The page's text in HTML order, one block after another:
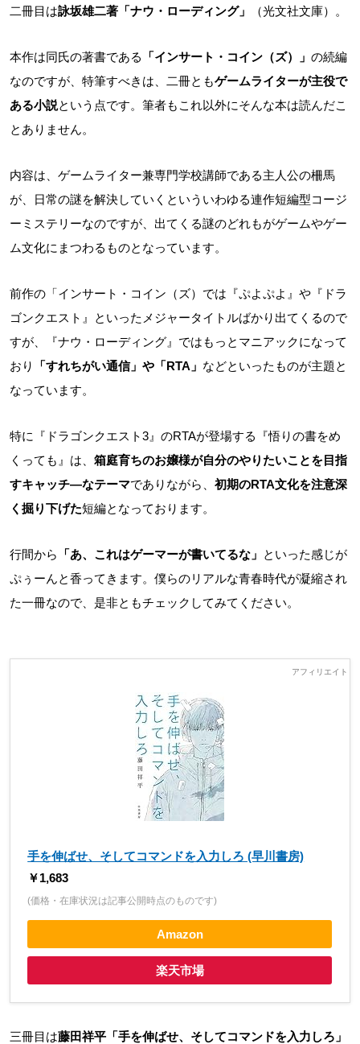
二冊目は詠坂雄二著「ナウ・ローディング」 （光文社文庫）。
本作は同氏の著書である 「インサート・コイン（ズ）」 の続編
なのですが、特筆すべきは、二冊ともゲームライターが主役で
ある小説という点です。筆者もこれ以外にそんな本は読んだこ
とありません。
内容は、ゲームライター兼専門学校講師である主人公の柵馬
が、日常の謎を解決していくといういわゆる連作短編型コージ
ーミステリーなのですが、出てくる謎のどれもがゲームやゲー
ム文化にまつわるものとなっています。
前作の「インサート・コイン（ズ）では『ぷよぷよ』や『ドラ
ゴンクエスト』といったメジャータイトルばかり出てくるので
すが、『ナウ・ローディング』ではもっとマニアックになって
おり
「すれちがい通信」や「RTA」 などといったものが主題と
なっています。
特に『ドラゴンクエスト3』のRTAが登場する『悟りの書をめ
くっても』は、 箱庭育ちのお嬢様が自分のやりたいことを目指
すキャッチ―なテーマでありながら、 初期のRTA文化を注意深
く掘り下げた短編となっております。
行間から 「あ、これはゲーマーが書いてるな」 といった感じが
ぷぅーんと香ってきます。僕らのリアルな青春時代が凝縮され
た一冊なので、是非ともチェックしてみてください。
手を伸ばせ、そしてコマンドを入力しろ (早川書房)
￥1,683
(価格・在庫状況は記事公開時点のものです)
Amazon
楽天市場
三冊目は藤田祥平「手を伸ばせ、そしてコマンドを入力しろ」